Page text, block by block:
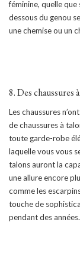
féminine, quelle
dessous du genou
une chemise ou un
8. Des chaussures
Les chaussures
de chaussures à
toute garde-robe
laquelle vous vous
talons auront la
une allure encore
comme les
touche de
pendant des années.